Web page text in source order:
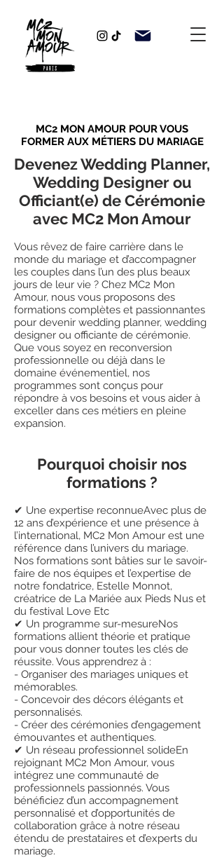
MC2 MON AMOUR POUR VOUS
FORMER AUX MÉTIERS DU MARIAGE
Devenez Wedding Planner,
Wedding Designer ou
Officiant(e) de Cérémonie
avec MC2 Mon Amour
Vous rêvez de faire carrière dans le
monde du mariage et d’accompagner
les couples dans l’un des plus beaux
jours de leur vie ? Chez MC2 Mon
Amour, nous vous proposons des
formations complètes et passionnantes
pour devenir wedding planner, wedding
designer ou officiante de cérémonie.
Que vous soyez en reconversion
professionnelle ou déjà dans le
domaine événementiel, nos
programmes sont conçus pour
répondre à vos besoins et vous aider à
exceller dans ces métiers en pleine
expansion.
Pourquoi choisir nos
formations ?
✔ Une expertise reconnueAvec plus de
12 ans d’expérience et une présence à
l’international, MC2 Mon Amour est une
référence dans l’univers du mariage.
Nos formations sont bâties sur le savoir-
faire de nos équipes et l’expertise de
notre fondatrice, Estelle Monnot,
créatrice de La Mariée aux Pieds Nus et
du festival Love Etc
✔ Un programme sur-mesureNos
formations allient théorie et pratique
pour vous donner toutes les clés de
réussite. Vous apprendrez à :
- Organiser des mariages uniques et
mémorables.
- Concevoir des décors élégants et
personnalisés.
- Créer des cérémonies d’engagement
émouvantes et authentiques.
✔ Un réseau professionnel solideEn
rejoignant MC2 Mon Amour, vous
intégrez une communauté de
professionnels passionnés. Vous
bénéficiez d’un accompagnement
personnalisé et d’opportunités de
collaboration grâce à notre réseau
étendu de prestataires et d’experts du
mariage.